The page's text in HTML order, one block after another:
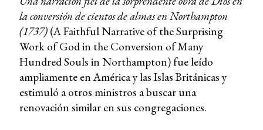
la conversión de cientos de almas en Northampton
(1737)(A Faithful Narrative of the Surprising
Work of God in the Conversion of Many
Hundred Souls in Northampton) fue leído
ampliamente en América y las Islas Británicas y
estimuló a otros ministros a buscar una
renovación similar en sus congregaciones.